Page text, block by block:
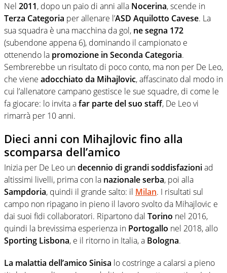
Nel 2011, dopo un paio di anni alla Nocerina, scende in
Terza Categoria per allenare l’ASD Aquilotto Cavese. La
sua squadra è una macchina da gol, ne segna 172
(subendone appena 6), dominando il campionato e
ottenendo la promozione in Seconda Categoria.
Sembrerebbe un risultato di poco conto, ma non per De Leo,
che viene adocchiato da Mihajlovic, affascinato dal modo in
cui l’allenatore campano gestisce le sue squadre, di come le
fa giocare: lo invita afar parte del suo staff, De Leo vi
rimarrà per 10 anni.
Dieci anni con Mihajlovic fino alla
scomparsa dell’amico
Inizia per De Leo undecennio di grandi soddisfazioniad
altissimi livelli, prima con la nazionale serba, poi alla
Sampdoria, quindi il grande salto: il Milan. I risultati sul
campo non ripagano in pieno il lavoro svolto da Mihajlovic e
dai suoi fidi collaboratori. Ripartono dal Torino nel 2016,
quindi la brevissima esperienza in Portogallo nel 2018, allo
Sporting Lisbona, e il ritorno in Italia, a Bologna.
La malattia dell’amico Sinisa lo costringe a calarsi a pieno